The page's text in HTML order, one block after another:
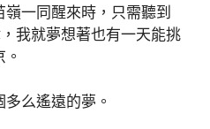
一同醒來時，只需聽到
我就夢想著也有一天能挑
么遙遠的夢。